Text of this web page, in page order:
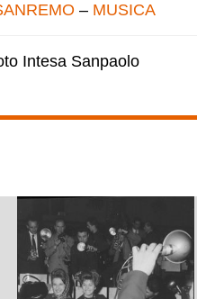
– MUSICA
Intesa Sanpaolo